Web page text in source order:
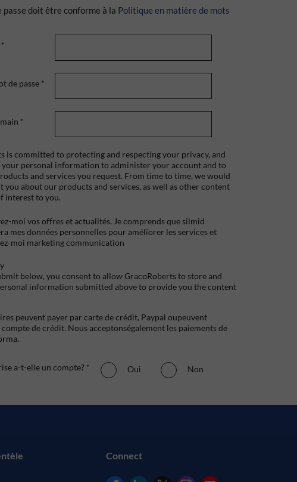
passe doit être conforme à la Politique en matière de mots
*
de passe *
*
is committed to protecting and respecting your privacy, and
your personal information to administer your account and to
and services you request. From time to time, we would
you about our products and services, as well as other content
interest to you.
moi vos offres et actualités. Je comprends que silmid
mes données personnelles pour améliorer les services et
moi marketing communication
below, you consent to allow GracoRoberts to store and
information submitted above to provide you the content
peuvent payer par carte de crédit, Paypal oupeuvent
de crédit. Nous acceptonségalement les paiements de
a-t-elle un compte? * Oui Non
Connect